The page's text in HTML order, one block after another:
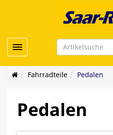
Toggle navigation
Fahrradteile Pedalen
Pedalen